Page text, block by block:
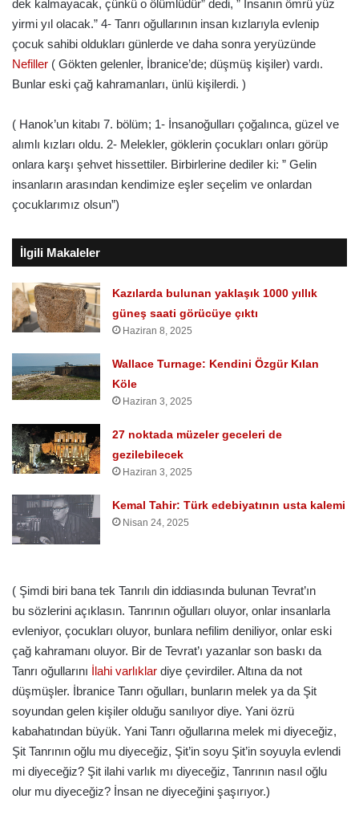
dek kalmayacak, çünkü o ölümlüdür” dedi, ” İnsanın ömrü yüz
yirmi yıl olacak.” 4- Tanrı oğullarının insan kızlarıyla evlenip
çocuk sahibi oldukları günlerde ve daha sonra yeryüzünde
Nefiller ( Gökten gelenler, İbranice’de; düşmüş kişiler) vardı.
Bunlar eski çağ kahramanları, ünlü kişilerdi. )
( Hanok’un kitabı 7. bölüm; 1- İnsanoğulları çoğalınca, güzel ve
alımlı kızları oldu. 2- Melekler, göklerin çocukları onları görüp
onlara karşı şehvet hissettiler. Birbirlerine dediler ki: ” Gelin
insanların arasından kendimize eşler seçelim ve onlardan
çocuklarımız olsun”)
İlgili Makaleler
Kazılarda bulunan yaklaşık 1000 yıllık
güneş saati görücüye çıktı
Haziran 8, 2025
Wallace Turnage: Kendini Özgür Kılan
Köle
Haziran 3, 2025
27 noktada müzeler geceleri de
gezilebilecek
Haziran 3, 2025
Kemal Tahir: Türk edebiyatının usta kalemi
Nisan 24, 2025
( Şimdi biri bana tek Tanrılı din iddiasında bulunan Tevrat’ın
bu sözlerini açıklasın. Tanrının oğulları oluyor, onlar insanlarla
evleniyor, çocukları oluyor, bunlara nefilim deniliyor, onlar eski
çağ kahramanı oluyor. Bir de Tevrat’ı yazanlar son baskı da
Tanrı oğullarını İlahi varlıklar diye çevirdiler. Altına da not
düşmüşler. İbranice Tanrı oğulları, bunların melek ya da Şit
soyundan gelen kişiler olduğu sanılıyor diye. Yani özrü
kabahatından büyük. Yani Tanrı oğullarına melek mi diyeceğiz,
Şit Tanrının oğlu mu diyeceğiz, Şit’in soyu Şit’in soyuyla evlendi
mi diyeceğiz? Şit ilahi varlık mı diyeceğiz, Tanrının nasıl oğlu
olur mu diyeceğiz? İnsan ne diyeceğini şaşırıyor.)